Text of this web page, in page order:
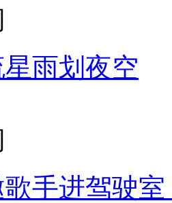
雨划夜空
手进驾驶